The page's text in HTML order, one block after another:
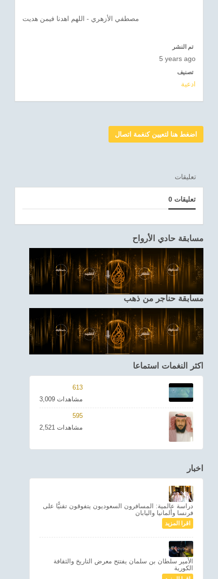
تم النشر
5 years ago
تصنيف
ادعية
اضغط هنا لتعيين كنغمة اتصال
تعليقات
0 تعليقات
مسابقة حادي الأرواح
مسابقة حناجر من ذهب
اكثر النغمات استماعا
613
3,009 مشاهدات
595
2,521 مشاهدات
اخبار
دراسة عالمية: المسافرون السعوديون يتفوقون تقنيًّا على
فرنسا وألمانيا واليابان
اقرا المزيد
الأمير سلطان بن سلمان يفتتح معرض التاريخ والثقافة
الكورية